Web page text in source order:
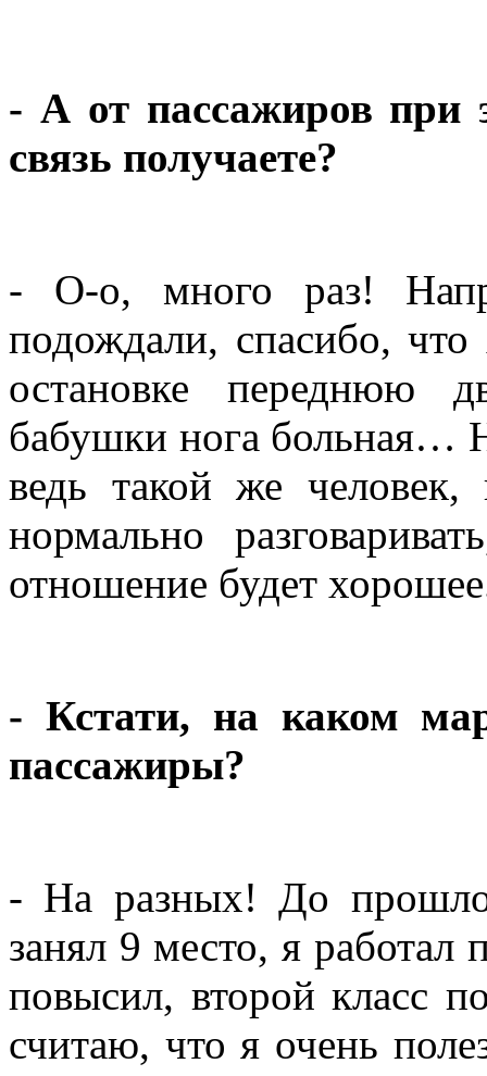
- А от пассажиров при
связь получаете?
- О-о, много раз!
подождали, спасибо,
остановке переднюю
бабушки нога больная…
ведь такой же
нормально
отношение будет
- Кстати, на каком
пассажиры?
- На разных! До
занял 9 место, я
повысил, второй класс
считаю, что я очень